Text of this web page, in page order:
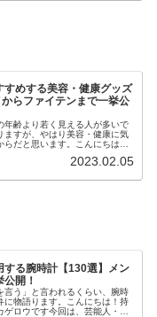
すめする美容・健康グッズ
からファイテンまで一挙公
年齢より若く見える人が多いで
ますが、やはり美容・健康に気
らだと思います。こんにちは！
、芸能人…
2023.02.05
する腕時計【130選】メン
開！
言う」と言われるくらい、腕時
に物語ります。こんにちは！持
ロウです今回は、芸能人・有